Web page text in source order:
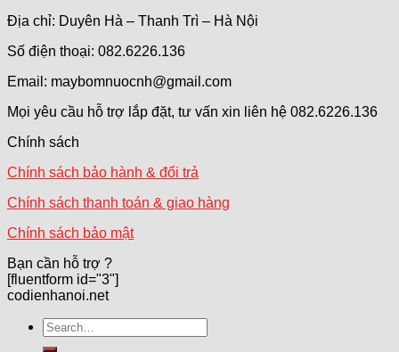
Địa chỉ: Duyên Hà – Thanh Trì – Hà Nội
Số điện thoại: 082.6226.136
Email: maybomnuocnh@gmail.com
Mọi yêu cầu hỗ trợ lắp đặt, tư vấn xin liên hệ 082.6226.136
Chính sách
Chính sách bảo hành & đổi trả
Chính sách thanh toán & giao hàng
Chính sách bảo mật
Bạn cần hỗ trợ ?
[fluentform id="3"]
codienhanoi.net
Search
for: